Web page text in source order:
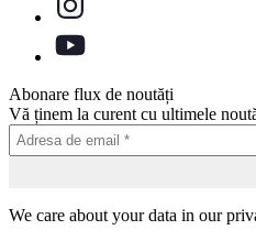
Abonare flux de noutăți
Vă ținem la curent cu ultimele
We care about your data in our